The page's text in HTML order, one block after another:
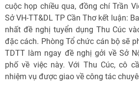
cuộc họp chiều qua, đồng chí Trần
Sở VH-TT&DL TP Cần Thơ kết luận:
nhất đề nghị tuyển dụng Thu Cúc
đặc cách. Phòng Tổ chức cán bộ sẽ
TDTT làm ngay đề nghị gởi về Sở
phố về việc này. Với Thu Cúc, cô
nhiệm vụ được giao về công tác